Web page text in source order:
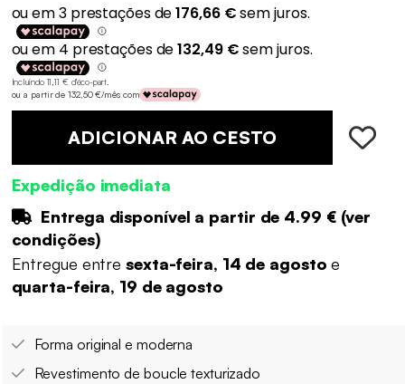
Incluindo 11,11 € d'éco-part.
ou a partir de 132,50 €/mês com
ADICIONAR AO CESTO
Expedição imediata
Entrega disponível a partir de 4.99 €(ver
condições)
Entregue entre sexta-feira, 14 de agostoe
quarta-feira, 19 de agosto
Forma original e moderna
Revestimento de boucle texturizado